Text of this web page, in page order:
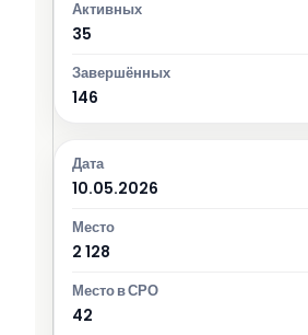
35
146
10.05.2026
2 128
42